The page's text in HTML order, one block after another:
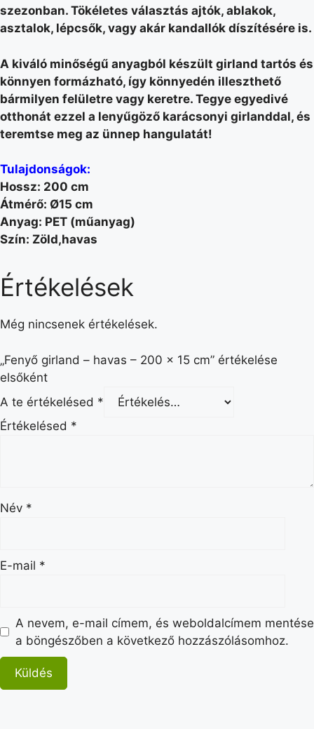
szezonban. Tökéletes választás ajtók, ablakok,
asztalok, lépcsők, vagy akár kandallók díszítésére is.
A kiváló minőségű anyagból készült girland tartós és
könnyen formázható, így könnyedén illeszthető
bármilyen felületre vagy keretre. Tegye egyedivé
otthonát ezzel a lenyűgöző karácsonyi girlanddal, és
teremtse meg az ünnep hangulatát!
Tulajdonságok:
Hossz: 200 cm
Átmérő: Ø15 cm
Anyag: PET (műanyag)
Szín: Zöld,havas
Értékelések
Még nincsenek értékelések.
„Fenyő girland – havas – 200 x 15 cm” értékelése
elsőként
A te értékelésed *
Értékelésed *
Név *
E-mail *
A nevem, e-mail címem, és weboldalcímem mentése
a böngészőben a következő hozzászólásomhoz.